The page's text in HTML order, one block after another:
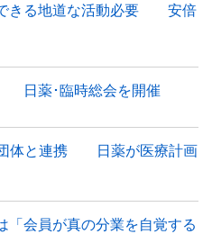
きる地道な活動必要 安倍
日薬･臨時総会を開催
団体と連携 日薬が医療計画
会員が真の分業を自覚する